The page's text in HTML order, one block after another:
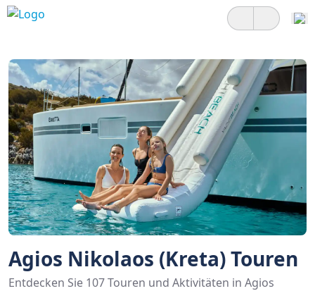
Agios Nikolaos (Kreta) Touren
Entdecken Sie 107 Touren und Aktivitäten in Agios